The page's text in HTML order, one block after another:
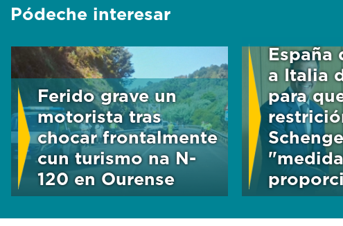
Pódeche interesar
Ferido grave un
motorista tras
chocar frontalmente
cun turismo na N-
120 en Ourense
España
a Italia
para